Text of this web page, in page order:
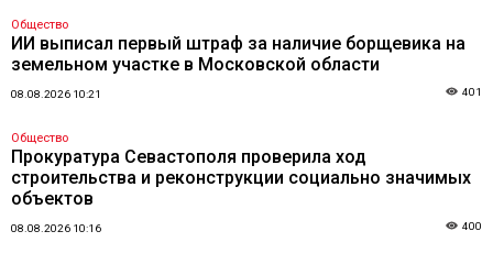
Общество
ИИ выписал первый штраф за наличие борщевика на
земельном участке в Московской области
08.08.2026 10:21 401
Общество
Прокуратура Севастополя проверила ход
строительства и реконструкции социально значимых
объектов
08.08.2026 10:16 400